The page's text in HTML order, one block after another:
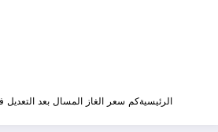
الرئيسيةكم سعر الغاز المسال بعد التعديل في